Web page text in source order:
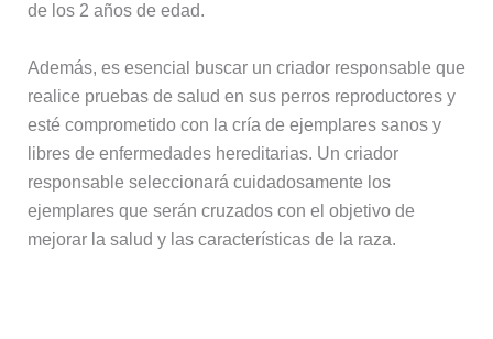
de los 2 años de edad.
Además, es esencial buscar un criador responsable que
realice pruebas de salud en sus perros reproductores y
esté comprometido con la cría de ejemplares sanos y
libres de enfermedades hereditarias. Un criador
responsable seleccionará cuidadosamente los
ejemplares que serán cruzados con el objetivo de
mejorar la salud y las características de la raza.